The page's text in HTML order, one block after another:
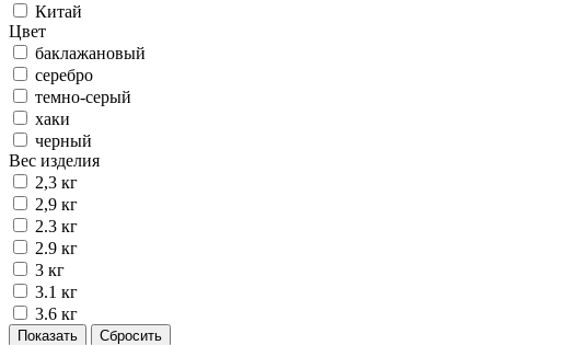
Китай
Цвет
баклажановый
серебро
темно-серый
хаки
черный
Вес изделия
2,3 кг
2,9 кг
2.3 кг
2.9 кг
3 кг
3.1 кг
3.6 кг
Показать Сбросить